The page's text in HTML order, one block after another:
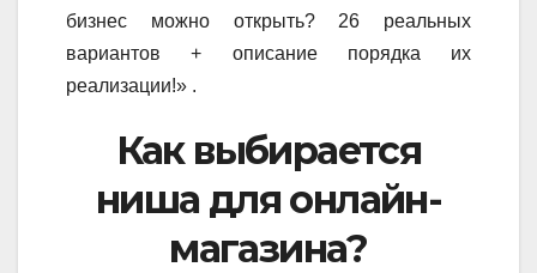
бизнес можно открыть? 26 реальных
вариантов + описание порядка их
реализации!» .
Как выбирается
ниша для онлайн-
магазина?